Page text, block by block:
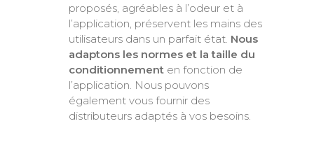
proposés, agréables à l’odeur et à
l’application, préservent les mains des
utilisateurs dans un parfait état. Nous
adaptons les normes et la taille du
conditionnementen fonction de
l’application. Nous pouvons
également vous fournir des
distributeurs adaptés à vos besoins.